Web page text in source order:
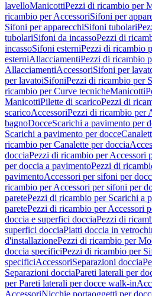
lavelloManicottiPezzi di ricambio per
ricambio per AccessoriSifoni per
Sifoni per apparecchiSifoni tubolari
tubolariSifoni da incassoPezzi di
incassoSifoni esterniPezzi di ricambio
esterniAllacciamentiPezzi di ricambio
AllacciamentiAccessoriSifoni per
per lavatoiSifoniPezzi di ricambio per
ricambio per Curve tecnicheManicotti
ManicottiPilette di scaricoPezzi di
scaricoAccessoriPezzi di ricambio per
bagnoDocceScarichi a pavimento per
Scarichi a pavimento per docce
ricambio per Canalette per doccia
docciaPezzi di ricambio per Accessori
per doccia a pavimentoPezzi di
pavimentoAccessori per sifoni per
ricambio per Accessori per sifoni per
paretePezzi di ricambio per Scarichi a
paretePezzi di ricambio per Accessori
doccia e superfici docciaPezzi di
superfici docciaPiatti doccia in
d'installazionePezzi di ricambio per
doccia specificiPezzi di ricambio per
specificiAccessoriSeparazioni doccia
Separazioni docciaPareti laterali per
per Pareti laterali per docce walk-in
AccessoriNicchie portaoggetti per